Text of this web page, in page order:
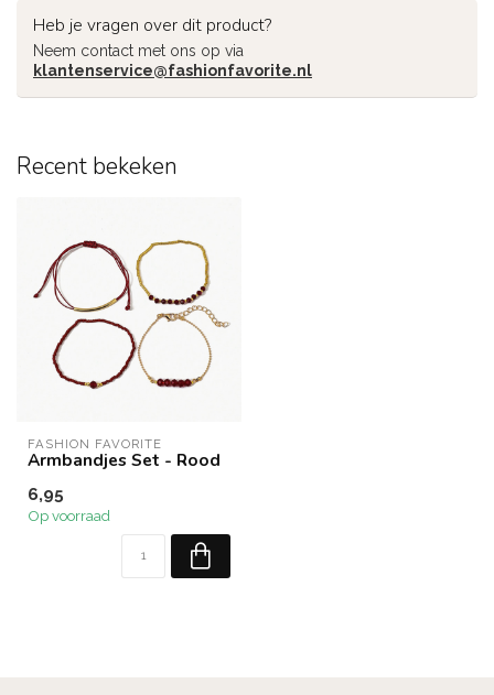
Heb je vragen over dit product?
Neem contact met ons op via
klantenservice@fashionfavorite.nl
Recent bekeken
FASHION FAVORITE
Armbandjes Set - Rood
6,95
Op voorraad